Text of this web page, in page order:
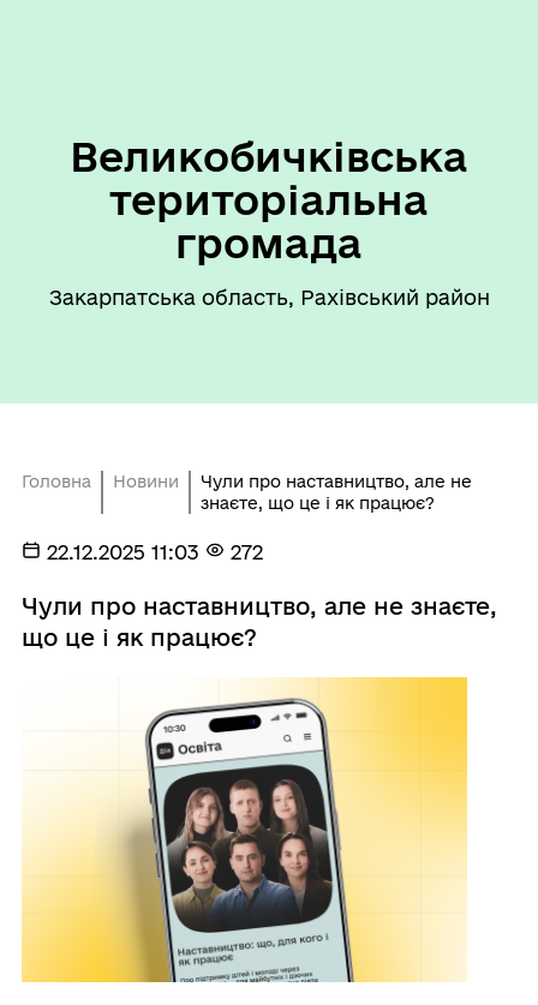
Великобичківська
територіальна
громада
Закарпатська область, Рахівський район
Головна Новини
Чули про наставництво, але не
знаєте, що це і як працює?
22.12.2025 11:03 272
Чули про наставництво, але не знаєте,
що це і як працює?